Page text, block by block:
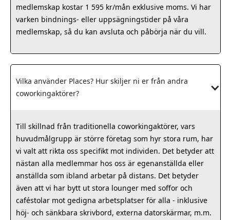
medlemskap kostar 1 595 kr/mån exklusive moms. Vi har
varken bindnings- eller uppsägningstider på våra
medlemskap, så du kan avsluta och påbörja när du vill.
Vilka använder Places? Hur skiljer ni er från andra
coworkingaktörer?
Till skillnad från traditionella coworkingaktörer, vars
huvudmålgrupp är större företag som hyr stora rum, har
vi valt att rikta oss specifikt mot individen. Det betyder att
nästan alla medlemmar hos oss är egenanställda eller
anställda som ibland arbetar på distans. Det betyder
även att vi har bytt ut stora lounger med soffor och
caféstolar mot gedigna arbetsplatser för alla - inklusive
höj- och sänkbara skrivbord, externa datorskärmar, m.m.